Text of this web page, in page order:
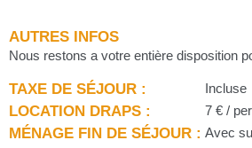
AUTRES INFOS
Nous restons a votre entière disposition
TAXE DE SÉJOUR : Incluse
LOCATION DRAPS : 7 € /
MÉNAGE FIN DE SÉJOUR : Avec